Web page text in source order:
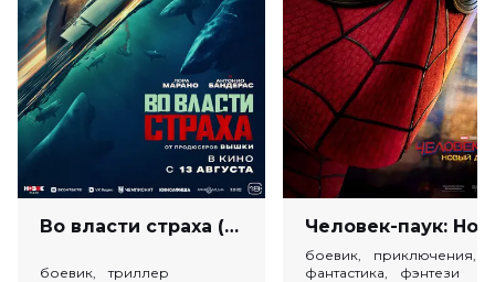
Во власти страха (18+)
боевик, триллер
боевик, приключения,
фантастика, фэнтези